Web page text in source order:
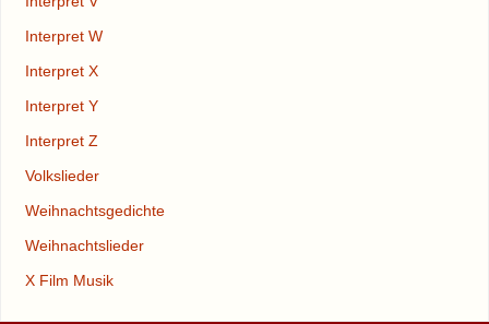
Interpret W
Interpret X
Interpret Y
Interpret Z
Volkslieder
Weihnachtsgedichte
Weihnachtslieder
X Film Musik